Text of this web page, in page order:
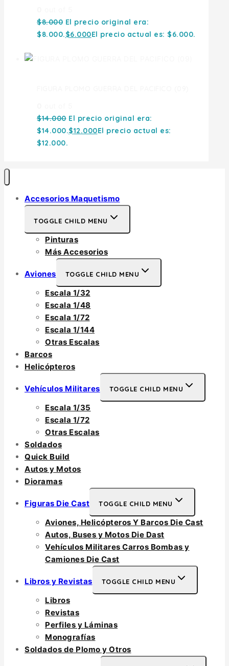
$8.000 El precio original era:
$8.000.$6.000El precio actual es: $6.000.
$14.000 El precio original era:
$14.000.$12.000El precio actual es:
$12.000.
Accesorios Maquetismo
TOGGLE CHILD MENU
Pinturas
Más Accesorios
Aviones TOGGLE CHILD MENU
Escala 1/32
Escala 1/48
Escala 1/72
Escala 1/144
Otras Escalas
Barcos
Helicópteros
Vehículos Militares TOGGLE CHILD MENU
Escala 1/35
Escala 1/72
Otras Escalas
Soldados
Quick Build
Autos y Motos
Dioramas
Figuras Die Cast TOGGLE CHILD MENU
Aviones, Helicópteros Y Barcos Die Cast
Autos, Buses y Motos Die Dast
Vehículos Militares Carros Bombas y
Camiones Die Cast
Libros y Revistas TOGGLE CHILD MENU
Libros
Revistas
Perfiles y Láminas
Monografías
Soldados de Plomo y Otros